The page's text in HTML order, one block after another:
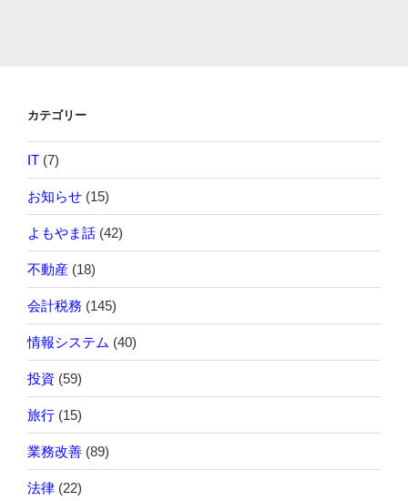
カテゴリー
IT (7)
お知らせ (15)
よもやま話 (42)
不動産 (18)
会計税務 (145)
情報システム (40)
投資 (59)
旅行 (15)
業務改善 (89)
法律 (22)